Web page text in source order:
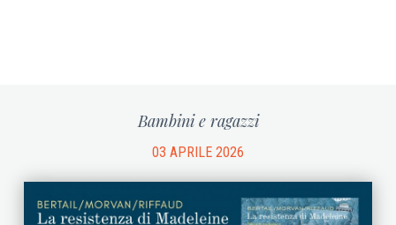
Bambini e ragazzi
03 APRILE 2026